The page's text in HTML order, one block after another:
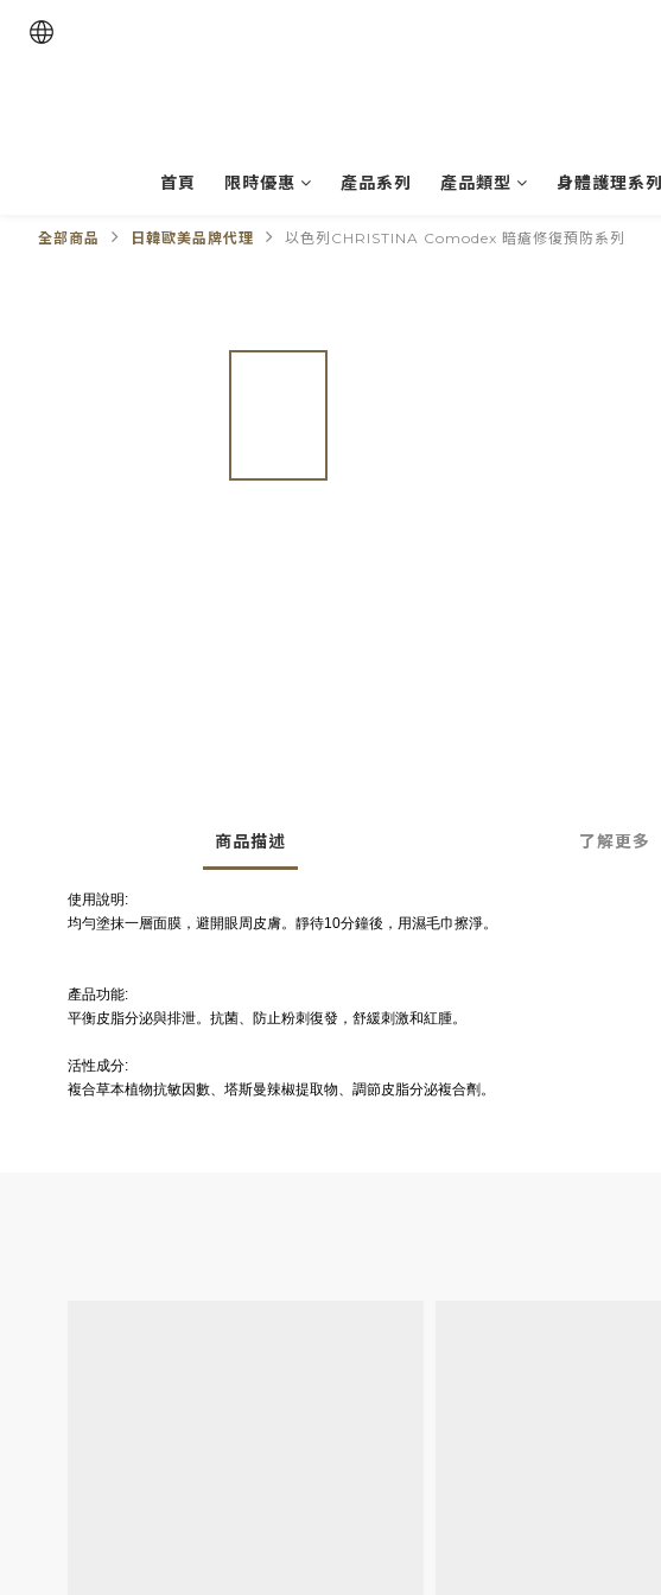
首頁 限時優惠 產品系列 產品類型 身體護理系列
全部商品 日韓歐美品牌代理 以色列CHRISTINA Comodex 暗瘡修復預防系列
商品描述 了解更多
使用說明:
均勻塗抹一層面膜，避開眼周皮膚。靜待10分鐘後，用濕毛巾擦淨。
產品功能:
平衡皮脂分泌與排泄。抗菌、防止粉刺復發，舒緩刺激和紅腫。
活性成分:
複合草本植物抗敏因數、塔斯曼辣椒提取物、調節皮脂分泌複合劑。